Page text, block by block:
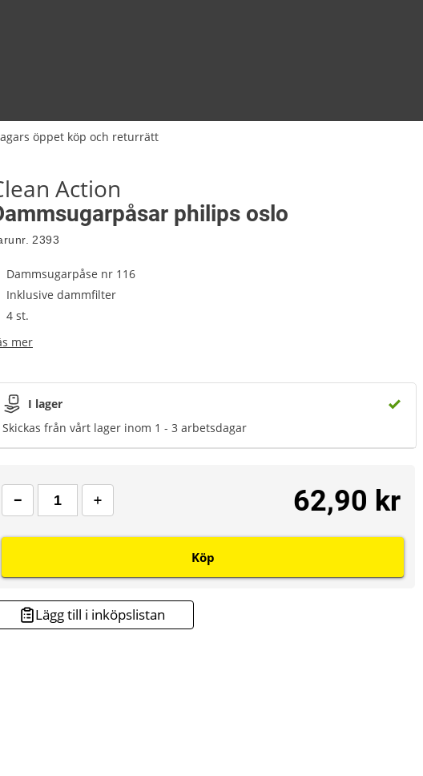
öppet köp och returrätt
Action
philips oslo
2393
Dammsugarpåse nr 116
Inklusive dammfilter
4 st.
mer
I lager
Skickas från vårt lager inom 1 - 3 arbetsdagar
62,90 kr
Köp
Lägg till i inköpslistan